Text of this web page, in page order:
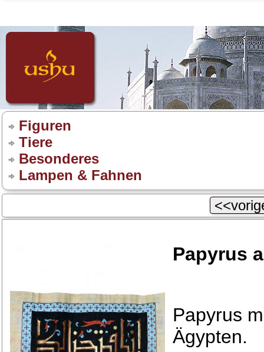
Figuren
Tiere
Besonderes
Lampen & Fahnen
Papyrus
Papyrus
Ägypten.